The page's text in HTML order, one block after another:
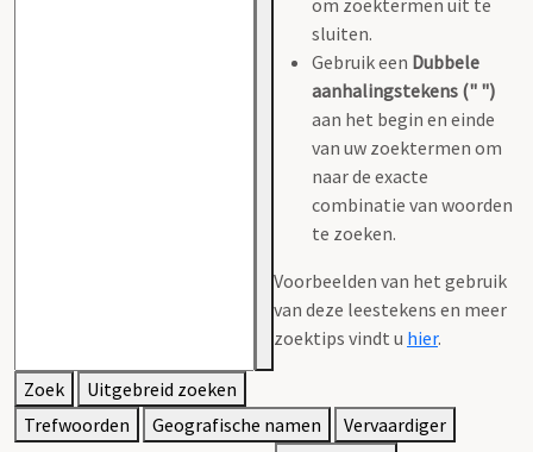
sluiten.
Gebruik een Dubbele
aanhalingstekens (" ")
aan het begin en einde
van uw zoektermen om
naar de exacte
combinatie van woorden
te zoeken.
Voorbeelden van het gebruik
van deze leestekens en meer
zoektips vindt u hier.
Zoek
Uitgebreid zoeken
Trefwoorden
Geografische namen
Vervaardiger